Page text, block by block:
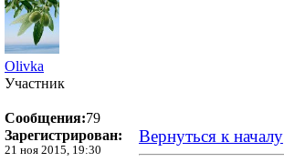
Olivka
Участник
Сообщения:79
Зарегистрирован:
21 ноя 2015, 19:30
Вернуться к началу